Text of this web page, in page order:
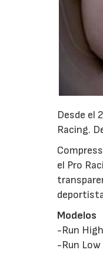
Desde el
Racing.
el Pro
Modelos
-Run
-Run